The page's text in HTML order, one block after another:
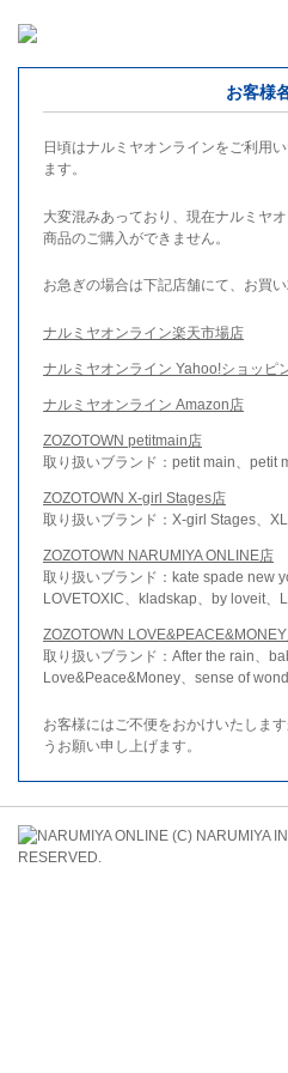
お客様
日頃はナルミヤオンラインをご利用
ます。
大変混みあっており、現在ナルミヤ
商品のご購入ができません。
お急ぎの場合は下記店舗にて、お買い
ナルミヤオンライン楽天市場店
ナルミヤオンライン Yahoo!ショッピ
ナルミヤオンライン Amazon店
ZOZOTOWN petitmain店
取り扱いブランド：petit main、petit
ZOZOTOWN X-girl Stages店
取り扱いブランド：X-girl Stages、
ZOZOTOWN NARUMIYA ONLINE店
取り扱いブランド：kate spade new
LOVETOXIC、kladskap、by loveit、
ZOZOTOWN
取り扱いブランド：After the rain、
Love&Peace&Money、sense of
お客様にはご不便をおかけいたしま
うお願い申し上げます。